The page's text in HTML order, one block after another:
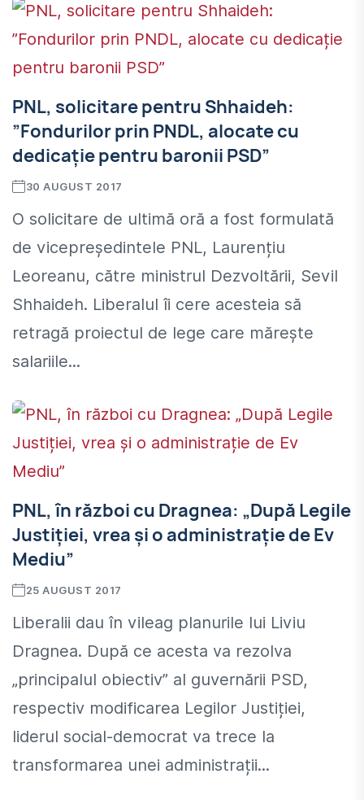
PNL, solicitare pentru Shhaideh:
”Fondurilor prin PNDL, alocate cu
dedicație pentru baronii PSD”
30 AUGUST 2017
O solicitare de ultimă oră a fost formulată
de vicepreședintele PNL, Laurențiu
Leoreanu, către ministrul Dezvoltării, Sevil
Shhaideh. Liberalul îi cere acesteia să
retragă proiectul de lege care mărește
salariile...
PNL, în război cu Dragnea: „După Legile
Justiției, vrea și o administrație de Ev
Mediu”
25 AUGUST 2017
Liberalii dau în vileag planurile lui Liviu
Dragnea. După ce acesta va rezolva
„principalul obiectiv” al guvernării PSD,
respectiv modificarea Legilor Justiției,
liderul social-democrat va trece la
transformarea unei administrații...